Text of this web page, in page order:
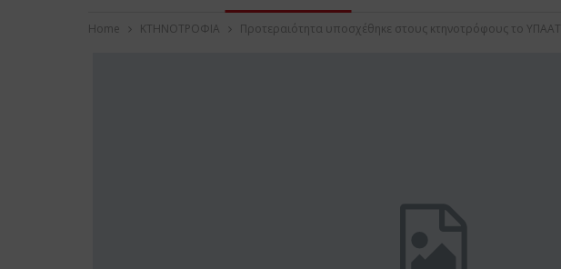
Home ΚΤΗΝΟΤΡΟΦΙΑ Προτεραιότητα υποσχέθηκε στους κτηνοτρόφους το ΥΠΑΑΤ